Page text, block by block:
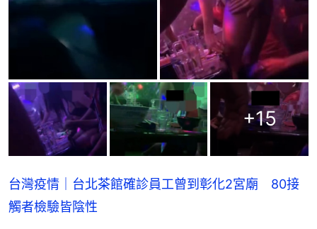
+15
台灣疫情｜台北茶館確診員工曾到彰化2宮廟 80接
觸者檢驗皆陰性